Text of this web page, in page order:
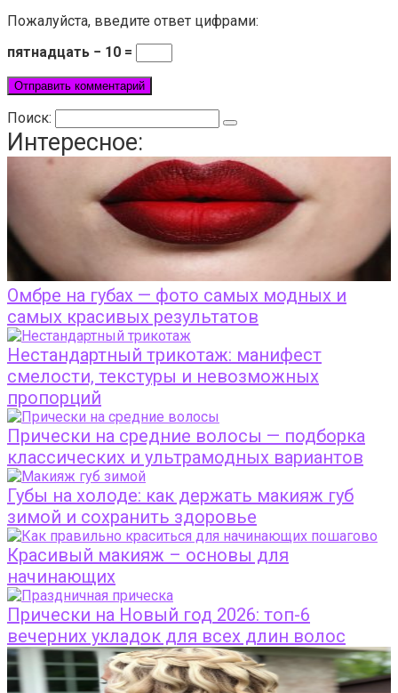
Пожалуйста, введите ответ цифрами:
пятнадцать − 10 =
Поиск:
Интересное:
Омбре на губах — фото самых модных и
самых красивых результатов
Нестандартный трикотаж: манифест
смелости, текстуры и невозможных
пропорций
Прически на средние волосы — подборка
классических и ультрамодных вариантов
Губы на холоде: как держать макияж губ
зимой и сохранить здоровье
Красивый макияж – основы для
начинающих
Прически на Новый год 2026: топ-6
вечерних укладок для всех длин волос